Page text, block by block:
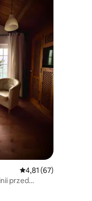
66
Średnia ocena: 4,81
4,81 (67)
przed